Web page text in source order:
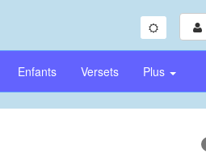
Enfants Versets Plus